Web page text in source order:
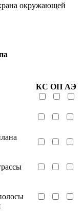
окружающей
КС ОП АЭ